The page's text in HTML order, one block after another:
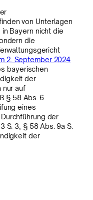
von Unterlagen
Bayern nicht die
die
2. September 2024
bayerischen
der
nur auf
§ 58 Abs. 6
eines
der
S. 3, § 58 Abs. 9a S.
der